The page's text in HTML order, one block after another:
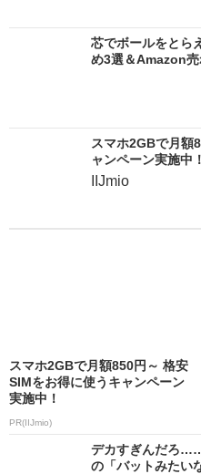
芯でボールをとら
め3選＆Amazon
スマホ2GBで月額
ャンペーン実施中！
IIJmio
スマホ2GBで月額850円～ 格安
SIMをお得に使うキャンペーン
実施中！
PR(IIJmio)
デカすぎんだろ
の「バットみたい